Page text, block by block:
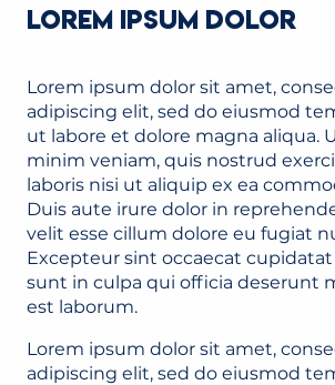
LOREM IPSUM DOLOR
Lorem ipsum dolor sit amet,
adipiscing elit, sed do eiusmod
ut labore et dolore magna aliqua.
minim veniam, quis nostrud
laboris nisi ut aliquip ex ea
Duis aute irure dolor in
velit esse cillum dolore eu fugiat
Excepteur sint occaecat
sunt in culpa qui officia deserunt
est laborum.
Lorem ipsum dolor sit amet,
adipiscing elit, sed do eiusmod